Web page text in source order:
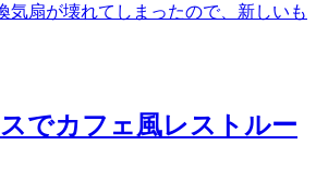
気扇が壊れてしまったので、新しいも
でカフェ風レストルー